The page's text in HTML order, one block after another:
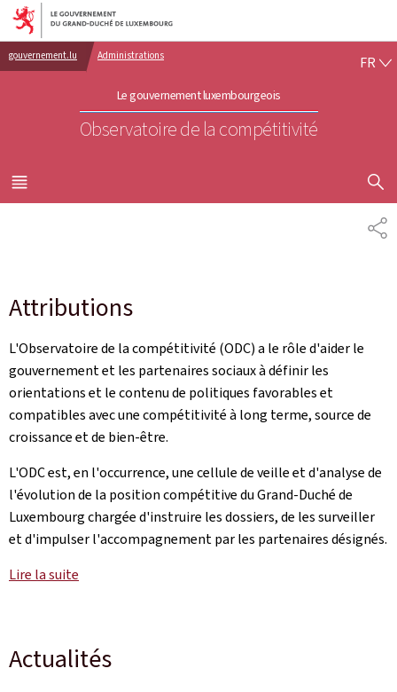
Aller au menu principal
Aller au contenu
gouvernement.lu Administrations
Le gouvernement luxembourgeois
Observatoire de la compétitivité
FR
MENU
PRINCIPAL
Attributions
L'Observatoire de la compétitivité (ODC) a le rôle d'aider le
gouvernement et les partenaires sociaux à définir les
orientations et le contenu de politiques favorables et
compatibles avec une compétitivité à long terme, source de
croissance et de bien-être.
L'ODC est, en l'occurrence, une cellule de veille et d'analyse de
l'évolution de la position compétitive du Grand-Duché de
Luxembourg chargée d'instruire les dossiers, de les surveiller
et d'impulser l'accompagnement par les partenaires désignés.
Lire la suite
Actualités